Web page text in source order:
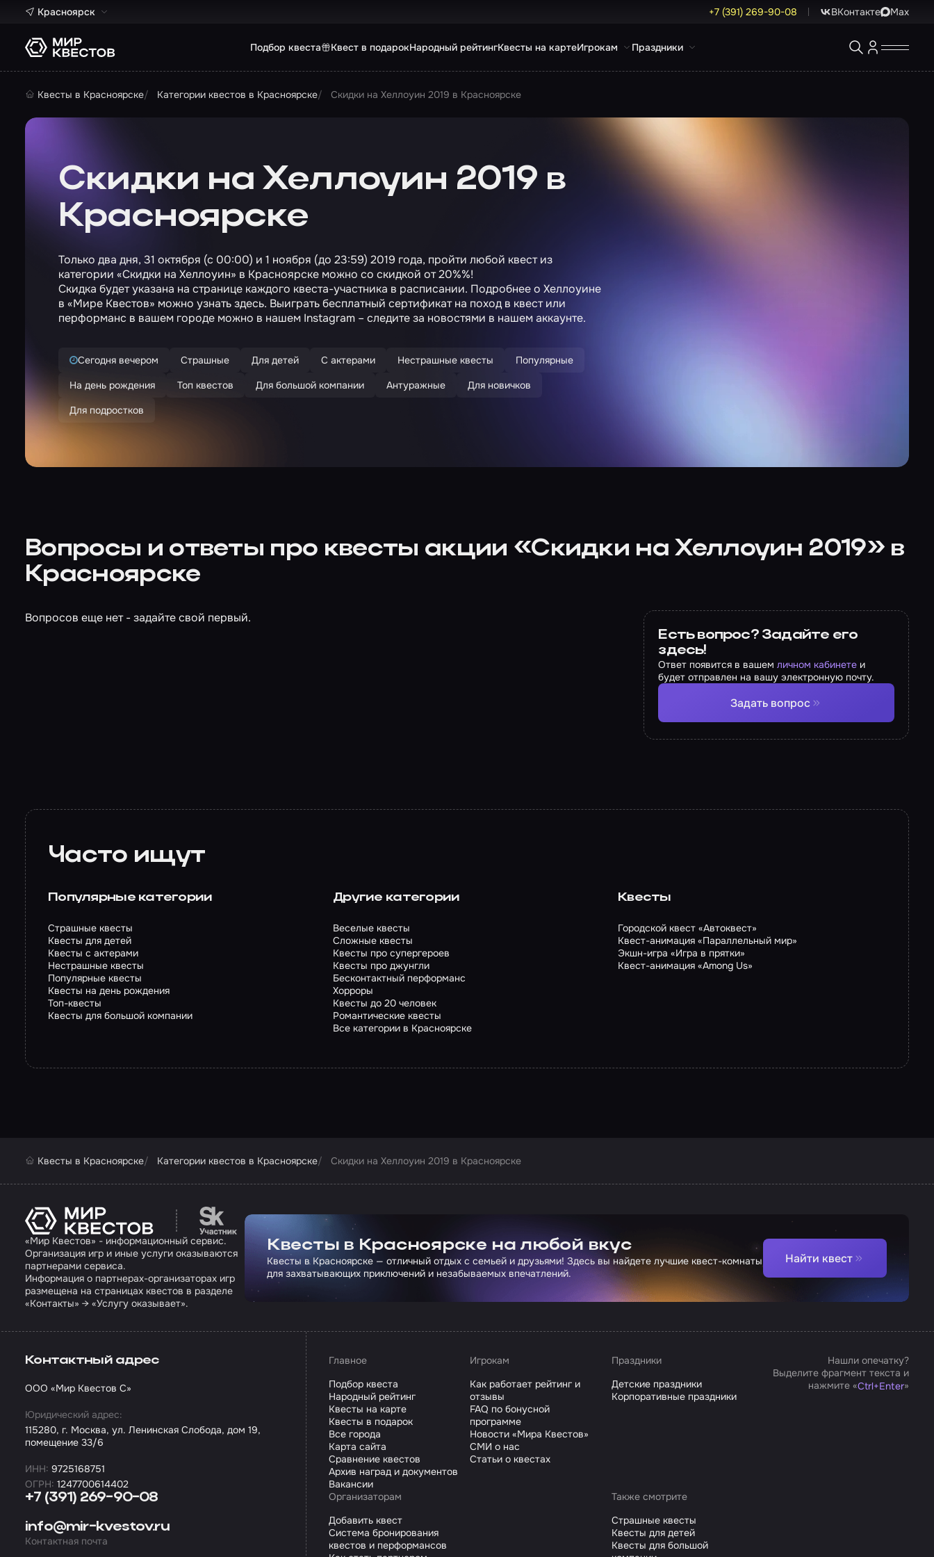
Красноярск +7 (391) 269-90-08 ВКонтакте Max
Подбор квеста Квест в подарокНародный рейтингКвесты на картеИгрокам Праздники
Квесты в Красноярске Категории квестов в Красноярске Скидки на Хеллоуин 2019 в Красноярске
Скидки на Хеллоуин 2019 в
Красноярске
Только два дня, 31 октября (с 00:00) и 1 ноября (до 23:59) 2019 года, пройти любой квест из
категории «Скидки на Хеллоуин» в Красноярске можно со скидкой от 20%%!
Скидка будет указана на странице каждого квеста-участника в расписании. Подробнее о Хеллоуине
в «Мире Квестов» можно узнатьздесь. Выиграть бесплатный сертификат на поход в квест или
перформанс в вашем городе можно в нашем Instagram – следите за новостями в нашемаккаунте.
Сегодня вечером Страшные Для детей С актерами Нестрашные квесты
Популярные
На день рождения
Топ квестов Для большой компании Антуражные
Для новичков
Для подростков
Вопросы и ответы про квесты акции «Скидки на Хеллоуин 2019» в
Красноярске
Вопросов еще нет - задайте свой первый.
Есть вопрос? Задайте его
здесь!
Ответ появится в вашемличном кабинете и
будет отправлен на вашу электронную почту.
Задать вопрос
Часто ищут
Популярные категории
Страшные квесты
Квесты для детей
Квесты с актерами
Нестрашные квесты
Популярные квесты
Квесты на день рождения
Топ-квесты
Квесты для большой компании
Другие категории
Веселые квесты
Сложные квесты
Квесты про супергероев
Квесты про джунгли
Бесконтактный перформанс
Хорроры
Квесты до 20 человек
Романтические квесты
Все категории в Красноярске
Квесты
Городской квест «Автоквест»
Квест-анимация «Параллельный мир»
Экшн-игра «Игра в прятки»
Квест-анимация «Among Us»
Квесты в Красноярске Категории квестов в Красноярске Скидки на Хеллоуин 2019 в Красноярске
Перейти на сайт партнера Сколково
«Мир Квестов» - информационный сервис.
Организация игр и иные услуги оказываются
партнерами сервиса.
Информация о партнерах-организаторах игр
размещена на страницах квестов в разделе
«Контакты» → «Услугу оказывает».
Квесты в Красноярске на любой вкус
Квесты в Красноярске — отличный отдых с семьей и друзьями! Здесь вы найдете лучшие квест-комнаты
для захватывающих приключений и незабываемых впечатлений.
Найти квест
+7 (391) 269-90-08
info@mir-kvestov.ru
Контактная почта
Контактный адрес
ООО «Мир Квестов С»
Юридический адрес:
115280, г. Москва, ул. Ленинская Слобода, дом 19,
помещение 33/6
ИНН: 9725168751
ОГРН: 1247700614402
Главное
Подбор квеста
Народный рейтинг
Квесты на карте
Квесты в подарок
Все города
Карта сайта
Сравнение квестов
Архив наград и документов
Вакансии
Игрокам
Как работает рейтинг и
отзывы
FAQ по бонусной
программе
Новости «Мира Квестов»
СМИ о нас
Статьи о квестах
Праздники
Детские праздники
Корпоративные праздники
Организаторам
Добавить квест
Система бронирования
квестов и перформансов
Также смотрите
Страшные квесты
Квесты для детей
Квесты для большой
Нашли опечатку?
Выделите фрагмент текста и
нажмите «Ctrl+Enter»